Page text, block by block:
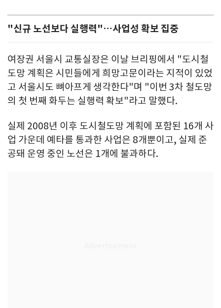
"신규 노선보다 실행력"…사업성 확보 집중
여장권 서울시 교통실장은 이날 브리핑에서 "도시철
도망 계획은 시민들에게 희망고문이라는 지적이 있었
고 서울시도 뼈아프게 생각한다"며 "이번 3차 철도망
의 첫 번째 화두는 실행력 확보"라고 말했다.
실제 2008년 이후 도시철도망 계획에 포함된 16개 사
업 가운데 예타를 통과한 사업은 8개뿐이고, 실제 준
공돼 운영 중인 노선은 1개에 불과하다.